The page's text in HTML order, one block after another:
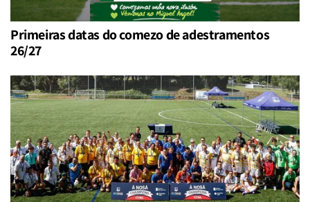
Primeiras datas do comezo de adestramentos
26/27